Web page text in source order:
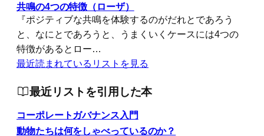
共鳴の4つの特徴（ローザ）
『ポジティブな共鳴を体験するのがだれとであろう
と、なにとであろうと、うまくいくケースには4つの
特徴があるとロー…
最近読まれているリストを見る
最近リストを引用した本
コーポレートガバナンス入門
動物たちは何をしゃべっているのか？